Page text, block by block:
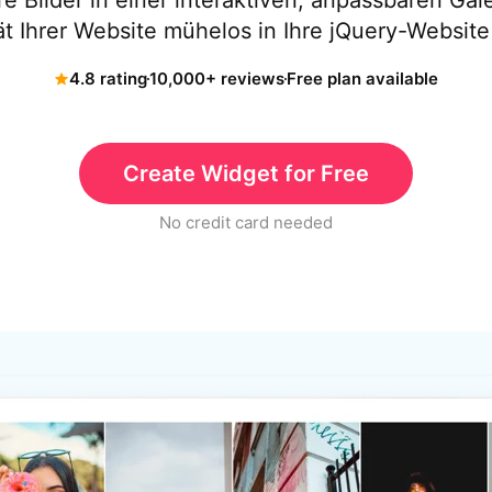
Ihrer Website mühelos in Ihre jQuery-
4.8 rating10,000+ reviewsFree plan available
Create Widget for Free
No credit card needed